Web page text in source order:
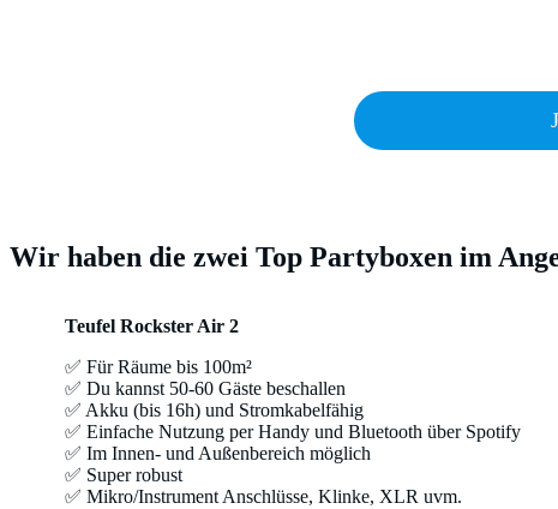
Wir haben die zwei Top Partyboxen im
Teufel Rockster Air 2
✅ Für Räume bis 100m²
✅ Du kannst 50-60 Gäste beschallen
✅ Akku (bis 16h) und Stromkabelfähig
✅ Einfache Nutzung per Handy und Bluetooth über Spotify
✅ Im Innen- und Außenbereich möglich
✅ Super robust
✅ Mikro/Instrument Anschlüsse, Klinke, XLR uvm.